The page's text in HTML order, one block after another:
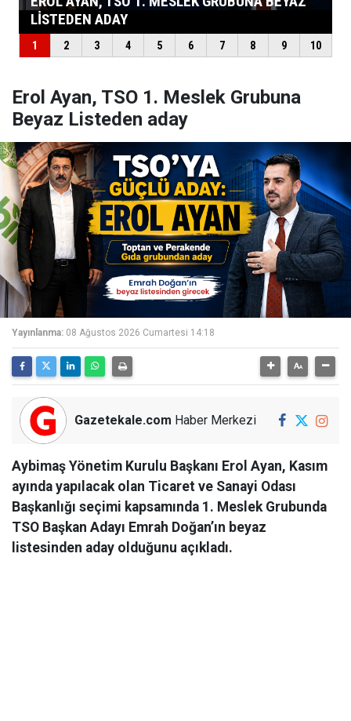
Erol Ayan, TSO 1. Meslek Grubuna
Beyaz Listeden aday
Yayınlanma: 08 Ağustos 2026 Cumartesi 14:18
Gazetekale.com Haber Merkezi
Aybimaş Yönetim Kurulu Başkanı Erol Ayan, Kasım
ayında yapılacak olan Ticaret ve Sanayi Odası
Başkanlığı seçimi kapsamında 1. Meslek Grubunda
TSO Başkan Adayı Emrah Doğan’ın beyaz
listesinden aday olduğunu açıkladı.